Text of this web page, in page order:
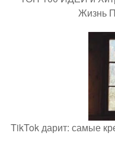
Жизнь
TikTok дарит: самые